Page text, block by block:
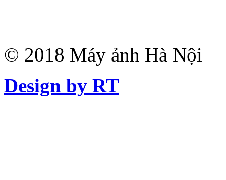
© 2018 Máy ảnh Hà Nội
Design by RT